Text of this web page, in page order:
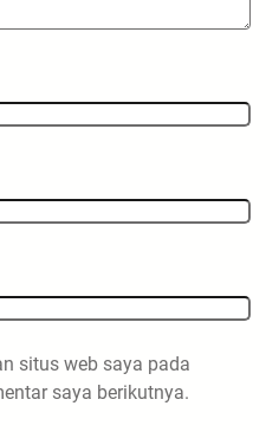
situs web saya pada
saya berikutnya.